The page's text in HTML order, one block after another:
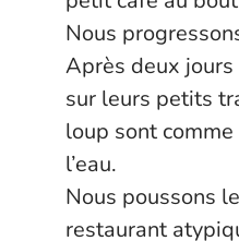
Nous
Après deux
sur leurs petits
loup sont
l’eau.
Nous poussons
restaurant